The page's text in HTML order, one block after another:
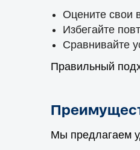
Оцените свои
Избегайте
Сравнивайте
Правильный
Мы предлагаем